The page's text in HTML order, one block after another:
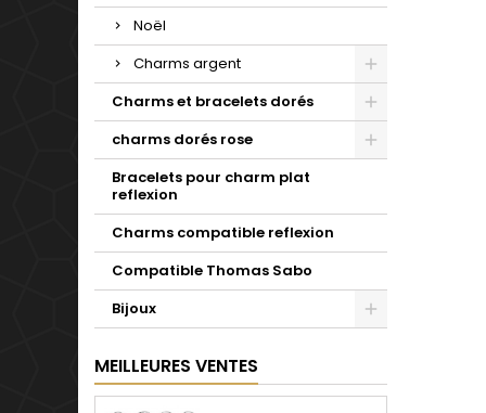
Noël
Charms argent
Charms et bracelets dorés
charms dorés rose
Bracelets pour charm plat
reflexion
Charms compatible reflexion
Compatible Thomas Sabo
Bijoux
MEILLEURES VENTES